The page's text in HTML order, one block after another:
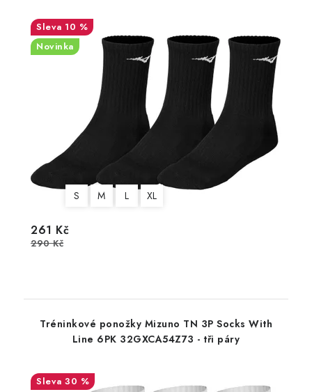
10 %
Novinka
S M L XL
261 Kč
290 Kč
Tréninkové ponožky Mizuno TN 3P Socks With
Line 6PK 32GXCA54Z73 - tři páry
30 %